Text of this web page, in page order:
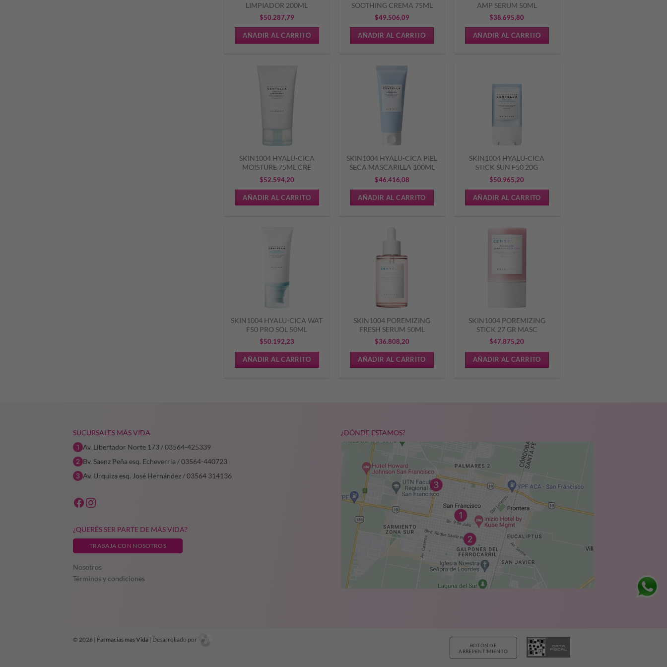
LIMPIADOR 200ML
$50.287,79
AÑADIR AL CARRITO
SOOTHING CREMA 75ML
$49.506,09
AÑADIR AL CARRITO
AMP SERUM 50ML
$38.695,80
AÑADIR AL CARRITO
SKIN1004 HYALU-CICA
MOISTURE 75ML CRE
$52.594,20
AÑADIR AL CARRITO
SKIN1004 HYALU-CICA PIEL
SECA MASCARILLA 100ML
$46.416,08
AÑADIR AL CARRITO
SKIN1004 HYALU-CICA
STICK SUN F50 20G
$50.965,20
AÑADIR AL CARRITO
SKIN1004 HYALU-CICA WAT
F50 PRO SOL 50ML
$50.192,23
AÑADIR AL CARRITO
SKIN1004 POREMIZING
FRESH SERUM 50ML
$36.808,20
AÑADIR AL CARRITO
SKIN1004 POREMIZING
STICK 27 GR MASC
$47.875,20
AÑADIR AL CARRITO
SUCURSALES MÁS VIDA
Av. Libertador Norte 173 / 03564-425339
Bv. Saenz Peña esq. Echeverría / 03564-440723
Av. Urquiza esq. José Hernández / 03564 314136
¿QUERÉS SER PARTE DE MÁS VIDA?
TRABAJA CON NOSOTROS
Nosotros
Términos y condiciones
¿DÓNDE ESTAMOS?
BOTÓN DE
ARREPENTIMIENTO
© 2026 | Farmacias mas Vida | Desarrollado por